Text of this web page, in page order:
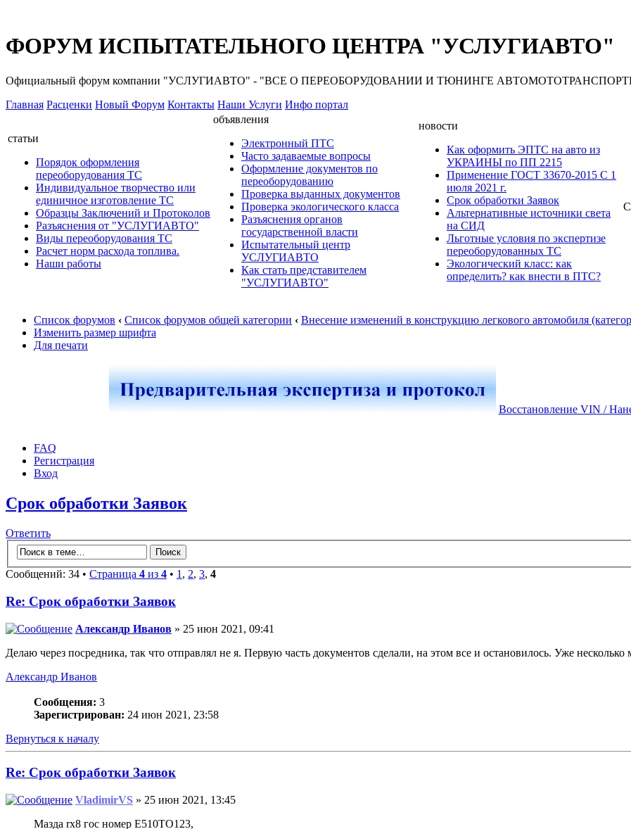
ФОРУМ ИСПЫТАТЕЛЬНОГО ЦЕНТРА "УСЛУГИАВТО"
Официальный форум компании "УСЛУГИАВТО" - "ВСЕ О ПЕРЕОБОРУДОВАНИИ И ТЮНИНГЕ АВТОМОТОТРАНСПОРТНЫХ
Главная Расценки Новый Форум Контакты Наши Услуги Инфо портал
статьи
Порядок оформления
переоборудования ТС
Индивидуальное творчество или
единичное изготовление ТС
Образцы Заключений и Протоколов
Разъяснения от "УСЛУГИАВТО"
Виды переоборудования ТС
Расчет норм расхода топлива.
Наши работы
объявления
Электронный ПТС
Часто задаваемые вопросы
Оформление документов по
переоборудованию
Проверка выданных документов
Проверка экологического класса
Разъяснения органов
государственной власти
Испытательный центр
УСЛУГИАВТО
Как стать представителем
"УСЛУГИАВТО"
новости
Как оформить ЭПТС на авто из
УКРАИНЫ по ПП 2215
Применение ГОСТ 33670-2015 С 1
июля 2021 г.
Срок обработки Заявок
Альтернативные источники света
на СИД
Льготные условия по экспертизе
переоборудованных ТС
Экологический класс: как
определить? как внести в ПТС?
Список форумов ‹ Список форумов общей категории ‹ Внесение изменений в конструкцию легкового автомобиля
Изменить размер шрифта
Для печати
Восстановление VIN /
FAQ
Регистрация
Вход
Срок обработки Заявок
Ответить
Сообщений: 34 • Страница 4 из 4 • 1 , 2, 3, 4
Re: Срок обработки Заявок
Александр Иванов » 25 июн 2021, 09:41
Делаю через посредника, так что отправлял не я. Первую часть документов сделали, на этом все и остановилось. Уже
Александр Иванов
Сообщения: 3
Зарегистрирован: 24 июн 2021, 23:58
Вернуться к началу
Re: Срок обработки Заявок
VladimirVS » 25 июн 2021, 13:45
Мазда rx8 гос номер E510TO123,